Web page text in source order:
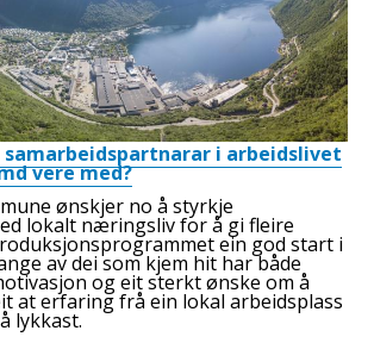
i arbeidslivet
vere med?
ønskjer no å styrkje
lokalt næringsliv for å gi fleire
ein god start i
av dei som kjem hit har både
og eit sterkt ønske om å
at erfaring frå ein lokal arbeidsplass
lykkast.